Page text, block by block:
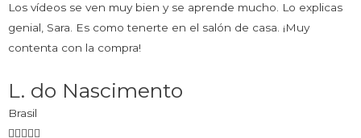
Los vídeos se ven muy bien y se aprende mucho. Lo explicas
genial, Sara. Es como tenerte en el salón de casa. ¡Muy
contenta con la compra!
L. do Nascimento
Brasil